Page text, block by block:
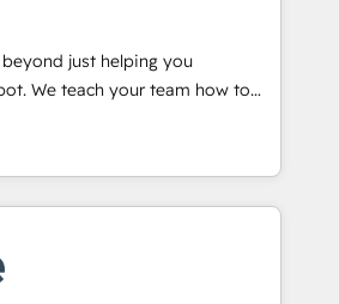
🛍️ Shopify or
Stripe or Paypal 💰 Sage or
or Microsoft ✍️ DocuSign or
"Custom Integrations"
sync data across... 🔄 any
with Advanced Website and
our in-house "HubScrub" Tool.
beyond just helping you
how to
of They Ask, You
only HubSpot partner built
and training. That means
internal team you need to
close deals faster, and grow